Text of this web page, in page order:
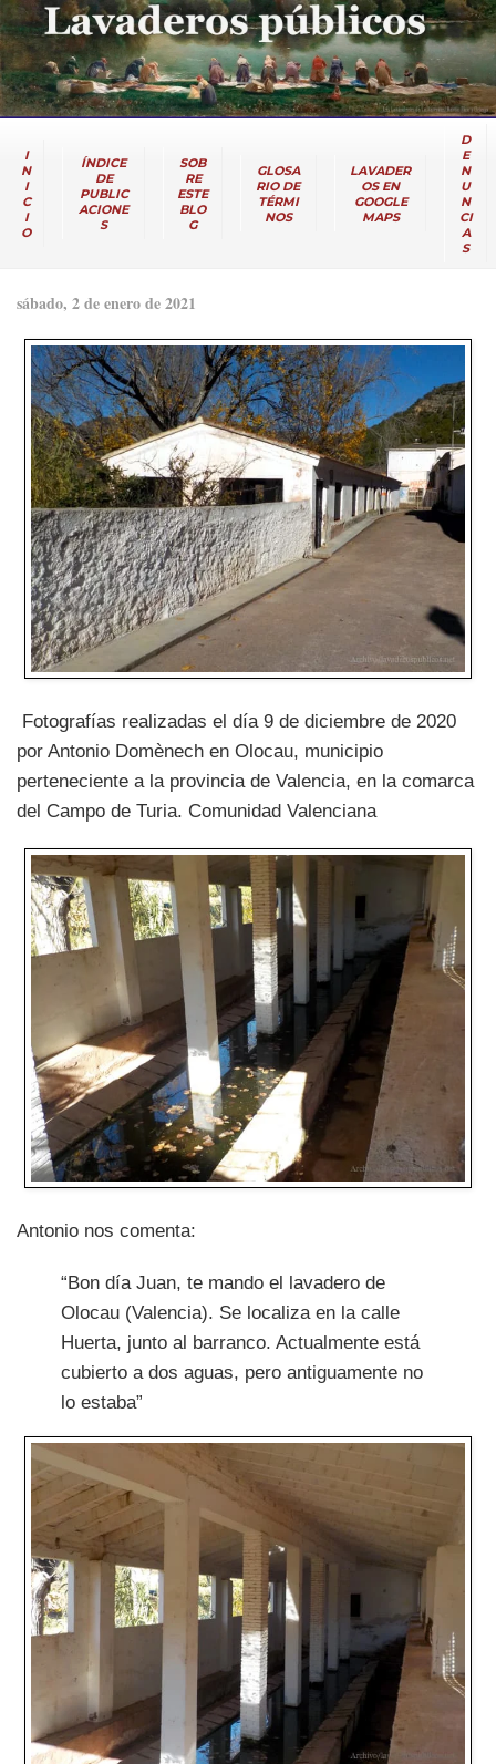
I
N
I
C
I
O
ÍNDICE
DE
PUBLIC
ACIONE
S
SOB
RE
ESTE
BLO
G
GLOSA
RIO DE
TÉRMI
NOS
LAVADER
OS EN
GOOGLE
MAPS
D
E
N
U
N
CI
A
S
sábado, 2 de enero de 2021
Fotografías realizadas el día 9 de diciembre de 2020
por Antonio Domènech en Olocau, municipio
perteneciente a la provincia de Valencia, en la comarca
del Campo de Turia. Comunidad Valenciana
Antonio nos comenta:
“Bon día Juan, te mando el lavadero de
Olocau (Valencia). Se localiza en la calle
Huerta, junto al barranco. Actualmente está
cubierto a dos aguas, pero antiguamente no
lo estaba”